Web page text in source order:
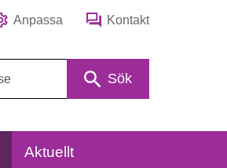
Anpassa Kontakt
Sök
Aktuellt